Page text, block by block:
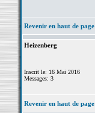
Revenir en haut de page
Heizenberg
Inscrit le: 16 Mai 2016
Messages: 3
Revenir en haut de page